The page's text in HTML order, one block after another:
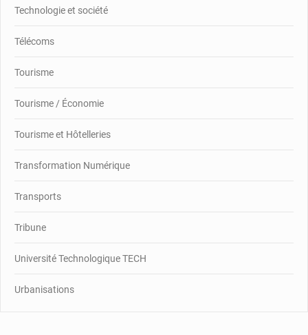
Technologie et société
Télécoms
Tourisme
Tourisme / Économie
Tourisme et Hôtelleries
Transformation Numérique
Transports
Tribune
Université Technologique TECH
Urbanisations